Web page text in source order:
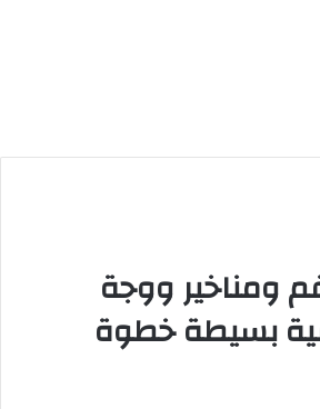
ومناخير ووجة
بسيطة خطوة